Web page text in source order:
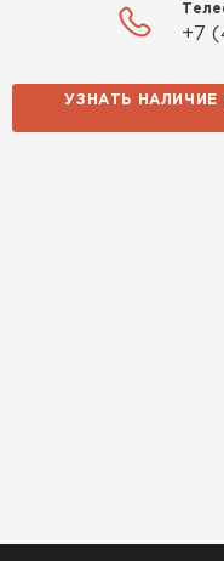
+7
УЗНАТЬ